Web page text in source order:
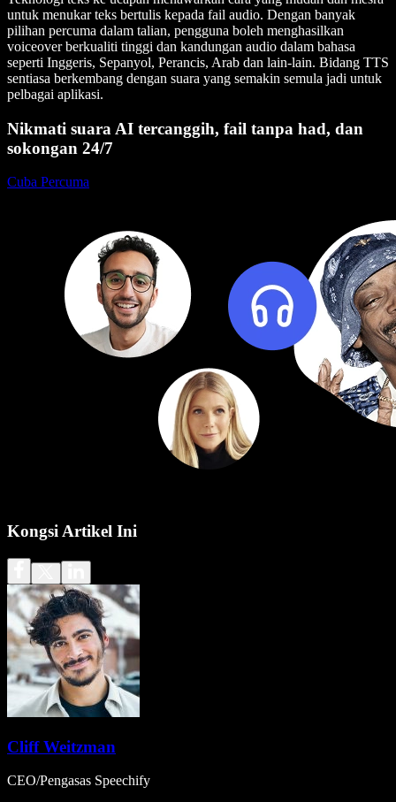
untuk menukarteks bertulis kepada fail audio. Dengan banyak
pilihan percuma dalam talian, pengguna boleh menghasilkan
voiceoverberkualiti tinggi dan kandungan audio dalam bahasa
seperti Inggeris, Sepanyol, Perancis, Arab dan lain-lain. Bidang TTS
sentiasa berkembang dengan suara yang semakin semula jadi untuk
pelbagai aplikasi.
Nikmati suara AI tercanggih, fail tanpa had, dan
sokongan 24/7
Cuba Percuma
Kongsi Artikel Ini
Cliff Weitzman
CEO/Pengasas Speechify